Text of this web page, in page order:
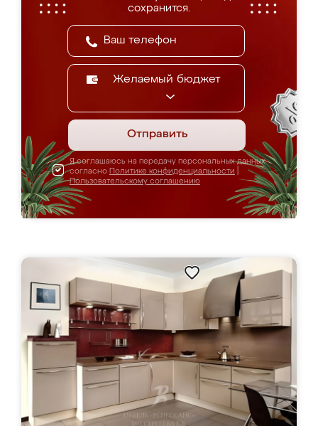
сохранится.
Желаемый бюджет
Отправить
Я соглашаюсь на передачу персональных данных
согласно Политике конфиденциальности
Пользовательскому соглашению